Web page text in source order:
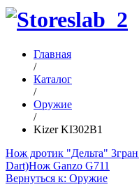
Главная
/
Каталог
/
Оружие
/
Kizer KI302B1
Нож дротик "Дельта"
Dart)Нож Ganzo G711
Вернуться к: Оружие